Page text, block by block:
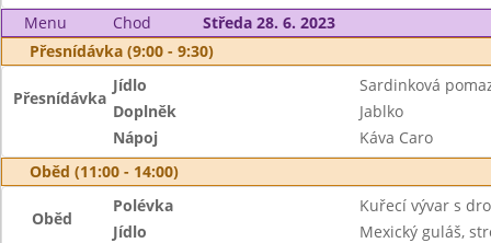
Menu
Chod
Středa 28. 6. 2023
Přesnídávka (9:00 - 9:30)
Přesnídávka
Jídlo
Sardinková
Doplněk
Jablko
Nápoj
Káva Caro
Oběd (11:00 - 14:00)
Oběd
Polévka
Kuřecí vývar s
Jídlo
Mexický guláš,